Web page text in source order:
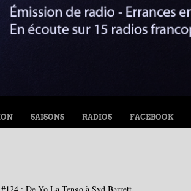
SAISONS RADIOS FACEBOOK